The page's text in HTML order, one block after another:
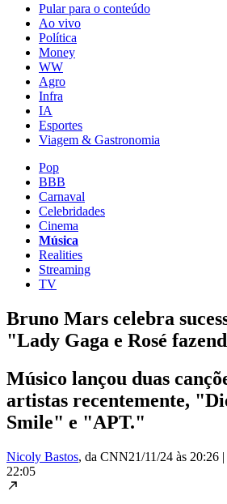
Pular para o conteúdo
Ao vivo
Política
Money
WW
Agro
Infra
IA
Esportes
Viagem & Gastronomia
Pop
BBB
Carnaval
Celebridades
Cinema
Música
Realities
Streaming
TV
Bruno Mars celebra
"Lady Gaga e Rosé
Músico lançou duas
artistas recentemente,
Smile" e "APT."
Nicoly Bastos, da CNN21/11/24 às 20:26 |
22:05